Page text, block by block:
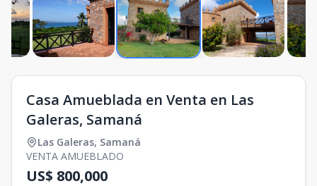
Casa Amueblada en Venta en Las
Galeras, Samaná
Las Galeras, Samaná
VENTA AMUEBLADO
US$ 800,000